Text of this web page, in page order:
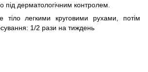
під дерматологічним контролем.
тіло легкими круговими рухами, потім
1/2 рази на тиждень